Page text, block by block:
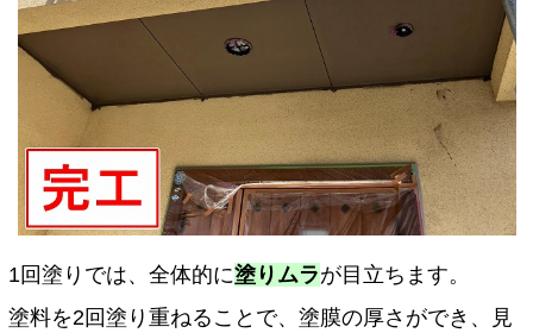
1回塗りでは、全体的に塗りムラが目立ちます。
塗料を2回塗り重ねることで、塗膜の厚さができ、見